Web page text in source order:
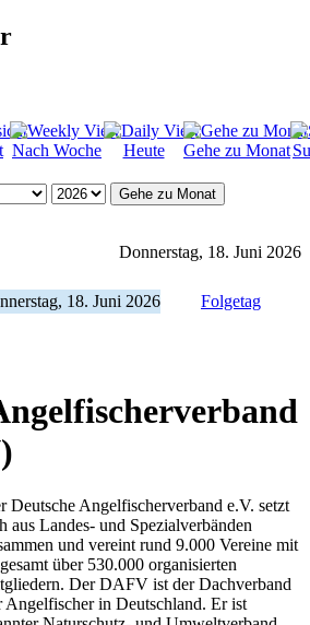
Nach Woche Heute Gehe zu Monat
Gehe zu Monat
Donnerstag, 18. Juni 2026
18. Juni 2026 Folgetag
Deutsche Angelfischerverband e.V. setzt
aus Landes- und Spezialverbänden
und vereint rund 9.000 Vereine mit
über 530.000 organisierten
Der DAFV ist der Dachverband
Angelfischer in Deutschland. Er ist